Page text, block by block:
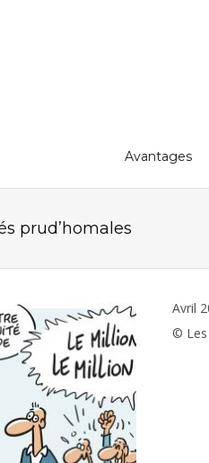
Avantages
prud’homales
Avril
© Les